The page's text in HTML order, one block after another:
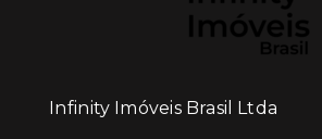
Infinity Imóveis Brasil Ltda